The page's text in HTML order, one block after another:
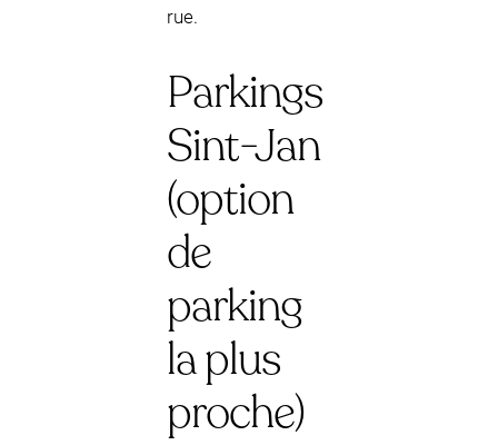
rue.
Parkings
Sint-Jan
(option
de
parking
la plus
proche)